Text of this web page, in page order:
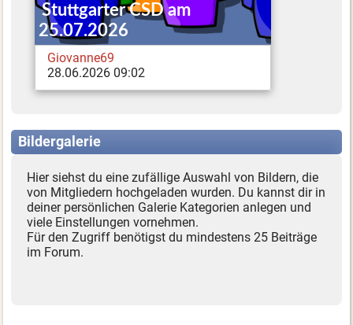
Stuttgarter CSD am
25.07.2026
Giovanne69
28.06.2026 09:02
Bildergalerie
Hier siehst du eine zufällige Auswahl von Bildern, die
von Mitgliedern hochgeladen wurden. Du kannst dir in
deiner persönlichen Galerie Kategorien anlegen und
viele Einstellungen vornehmen.
Für den Zugriff benötigst du mindestens 25 Beiträge
im Forum.